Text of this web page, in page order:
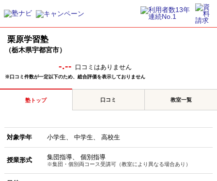
栗原学習塾
（栃木県宇都宮市）
-.-- 口コミはありません
※口コミ件数が一定以下のため、総合評価を表示しておりません
塾トップ 口コミ 教室一覧
対象学年 小学生 中学生 高校生
授業形式 集団指導 個別指導
※集団・個別両コース受講可（教室により異なる場合あり）